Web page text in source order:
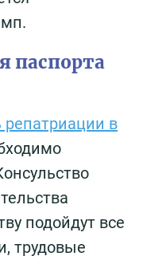
паспорта
репатриации в
подойдут все
трудовые